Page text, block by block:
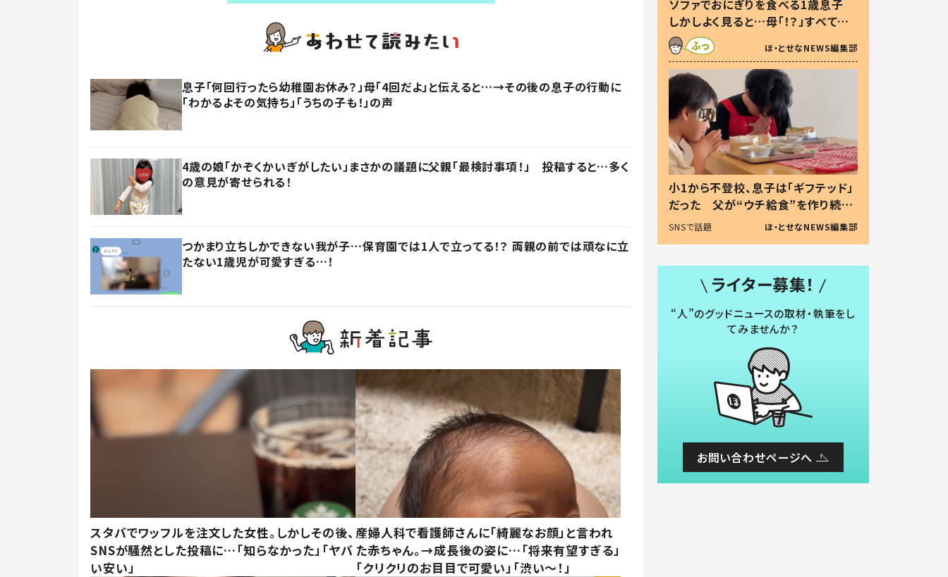
息子「何回行ったら幼稚園お休み？」母「4回だよ」と伝えると…→その後の息子の行動に
「わかるよその気持ち」「うちの子も！」の声
4歳の娘「かぞくかいぎがしたい」まさかの議題に父親「最検討事項！」 投稿すると…多く
の意見が寄せられる！
つかまり立ちしかできない我が子…保育園では1人で立ってる！？ 両親の前では頑なに立
たない1歳児が可愛すぎる…！
スタバでワッフルを注文した女性。しかしその後、
SNSが騒然とした投稿に…「知らなかった」「ヤバ
い安い」
産婦人科で看護師さんに「綺麗なお顔」と言われ
た赤ちゃん。→成長後の姿に…「将来有望すぎる」
「クリクリのお目目で可愛い」「渋い～！」
ソファでおにぎりを食べる1歳息子
しかしよく見ると…母「！？」すべてを
察した母の投稿に「可愛いから許
す！」「現行犯〜」
ほ・とせなNEWS編集部
小1から不登校、息子は「ギフテッド」
だった 父が“ウチ給食”を作り続け
る理由とは #令和の親 #令和の子
SNSで話題 ほ・とせなNEWS編集部
ライター募集！
“人”のグッドニュースの取材・執筆をし
てみませんか？
お問い合わせページへ